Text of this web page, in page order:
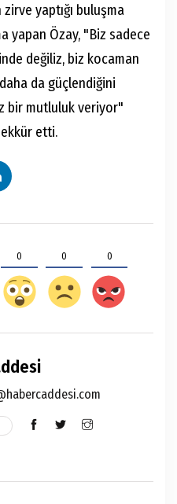
yaptığı buluşma
yapan Özay, "Biz sadece
değiliz, biz kocaman
da güçlendiğini
bir mutluluk veriyor"
etti.
0 0 0